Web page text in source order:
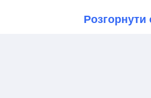
Розгорнути